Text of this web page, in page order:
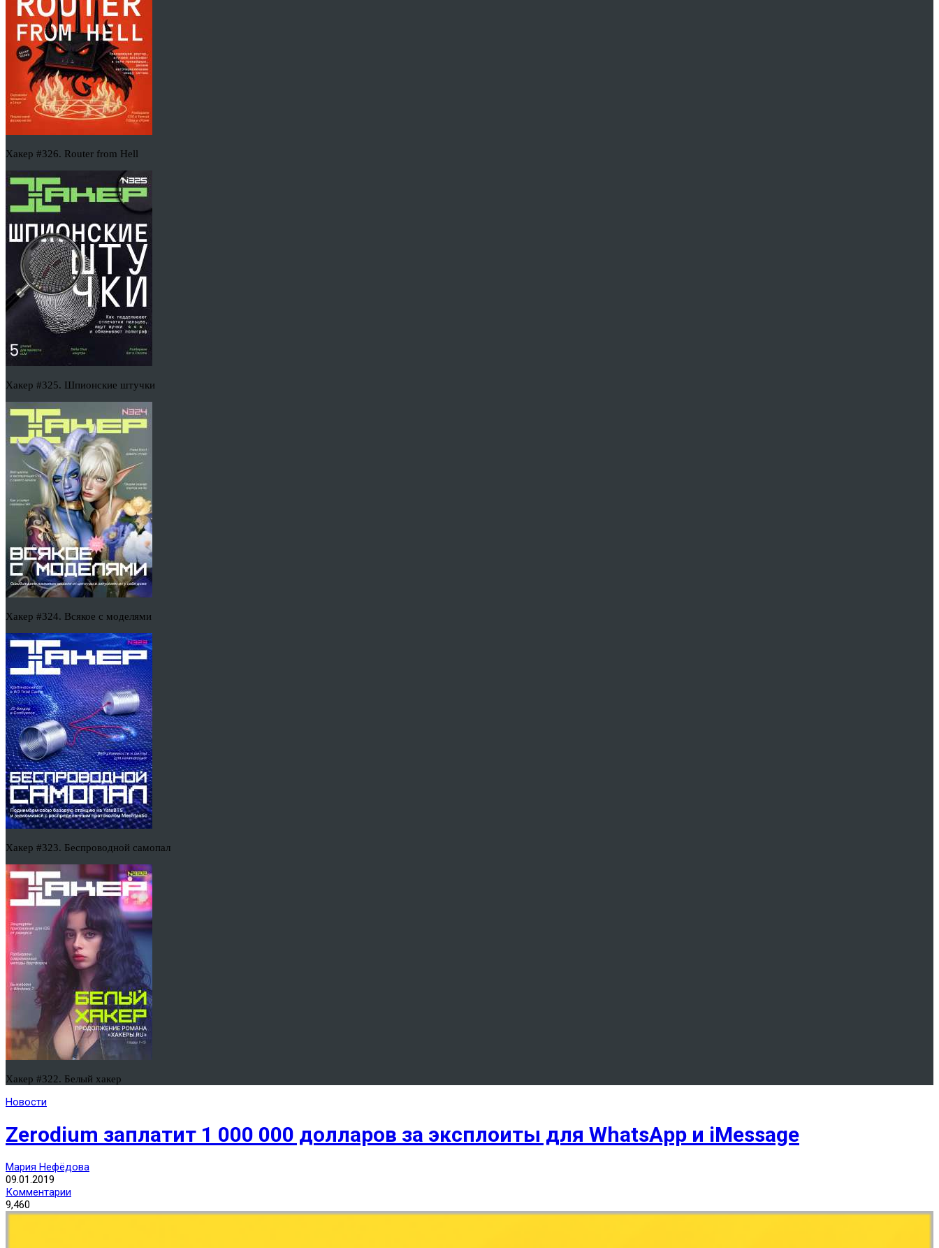
Хакер #326. Router from Hell
Хакер #325. Шпионские штучки
Хакер #324. Всякое с моделями
Хакер #323. Беспроводной самопал
Хакер #322. Белый хакер
Новости
Zerodium заплатит 1 000 000 долларов за эксплоиты для WhatsApp и iMessage
Мария Нефёдова
09.01.2019
Комментарии
9,460